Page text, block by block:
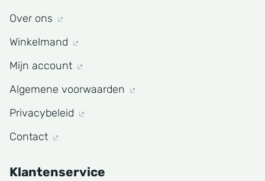
Over ons
Winkelmand
Mijn account
Algemene voorwaarden
Privacybeleid
Contact
Klantenservice